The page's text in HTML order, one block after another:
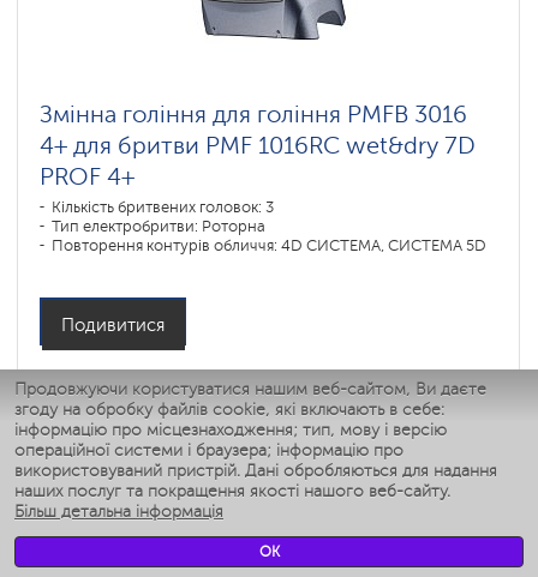
Продовжуючи користуватися нашим веб-сайтом, Ви даєте
згоду на обробку файлів cookie, які включають в себе:
інформацію про місцезнаходження; тип, мову і версію
операційної системи і браузера; інформацію про
використовуваний пристрій. Дані обробляються для надання
наших послуг та покращення якості нашого веб-сайту.
Більш детальна інформація
OK
Змінна гоління для гоління PMFB 3016
4+ для бритви PMF 1016RC wet&dry 7D
PROF 4+
Кількість бритвених головок: 3
Тип електробритви: Роторна
Повторення контурів обличчя: 4D СИСТЕМА, СИСТЕМА 5D
Подивитися